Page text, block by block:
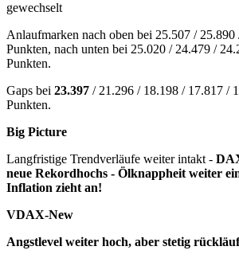
gewechselt
Anlaufmarken nach oben bei 25.507 / 25.890
Punkten, nach unten bei 25.020 / 24.479 /
Punkten.
Gaps bei 23.397 / 21.296 / 18.198 / 17.817 /
Punkten.
Big Picture
Langfristige Trendverläufe weiter intakt -
neue Rekordhochs - Ölknappheit weiter
Inflation zieht an!
VDAX-New
Angstlevel weiter hoch, aber stetig